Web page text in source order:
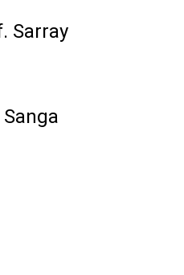
Sarray